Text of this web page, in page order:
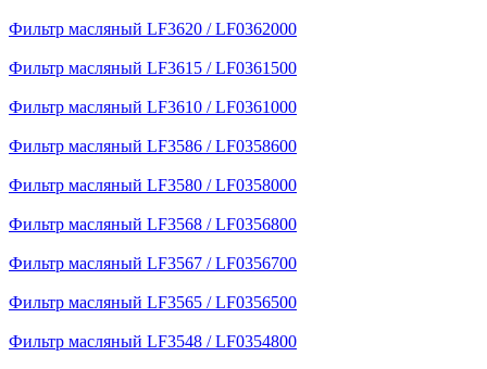
Фильтр масляный LF3620 / LF0362000
Фильтр масляный LF3615 / LF0361500
Фильтр масляный LF3610 / LF0361000
Фильтр масляный LF3586 / LF0358600
Фильтр масляный LF3580 / LF0358000
Фильтр масляный LF3568 / LF0356800
Фильтр масляный LF3567 / LF0356700
Фильтр масляный LF3565 / LF0356500
Фильтр масляный LF3548 / LF0354800